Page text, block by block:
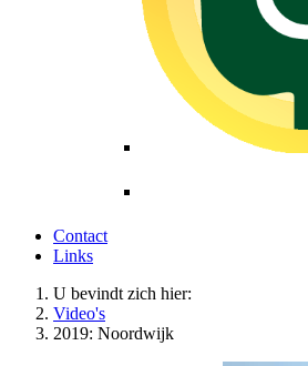
Contact
Links
U bevindt zich hier:
Video's
2019: Noordwijk